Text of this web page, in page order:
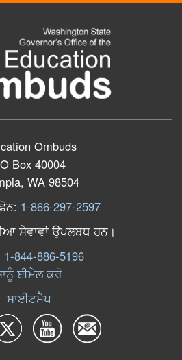
Ombuds
Box 40004
WA 98504
: 1-866-297-2597
ਸੇਵਾਵਾਂ ਉਪਲਬਧ ਹਨ।
1-844-886-5196
ਈਮੇਲ ਕਰੋ
ਸਾਈਟਮੈਪ